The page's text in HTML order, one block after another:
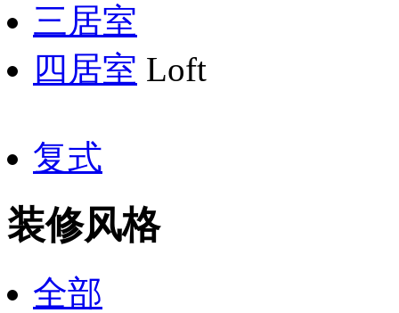
三居室
四居室 Loft
复式
装修风格
全部